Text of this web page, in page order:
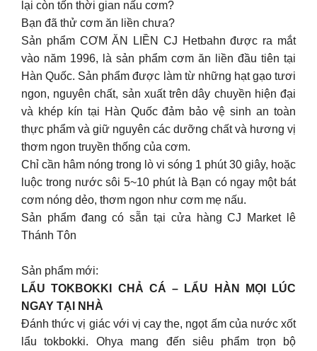
lại còn tốn thời gian nấu cơm?
Bạn đã thử cơm ăn liền chưa?
Sản phẩm CƠM ĂN LIỀN CJ Hetbahn được ra mắt
vào năm 1996, là sản phẩm cơm ăn liền đầu tiên tại
Hàn Quốc. Sản phẩm được làm từ những hạt gạo tươi
ngon, nguyên chất, sản xuất trên dây chuyền hiện đại
và khép kín tại Hàn Quốc đảm bảo vệ sinh an toàn
thực phẩm và giữ nguyên các dưỡng chất và hương vị
thơm ngon truyền thống của cơm.
Chỉ cần hâm nóng trong lò vi sóng 1 phút 30 giây, hoặc
luộc trong nước sôi 5~10 phút là Bạn có ngay một bát
cơm nóng dẻo, thơm ngon như cơm mẹ nấu.
Sản phẩm đang có sẵn tại cửa hàng CJ Market lê
Thánh Tôn
Sản phẩm mới:
LẨU TOKBOKKI CHẢ CÁ – LẨU HÀN MỌI LÚC
NGAY TẠI NHÀ
Đánh thức vị giác với vị cay the, ngọt ấm của nước xốt
lẩu tokbokki. Ohya mang đến siêu phẩm trọn bộ